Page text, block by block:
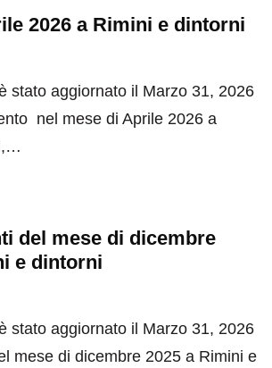
2026 a Rimini e dintorni
stato aggiornato il Marzo 31, 2026
nel mese di Aprile 2026 a
del mese di dicembre
e dintorni
stato aggiornato il Marzo 31, 2026
mese di dicembre 2025 a Rimini e